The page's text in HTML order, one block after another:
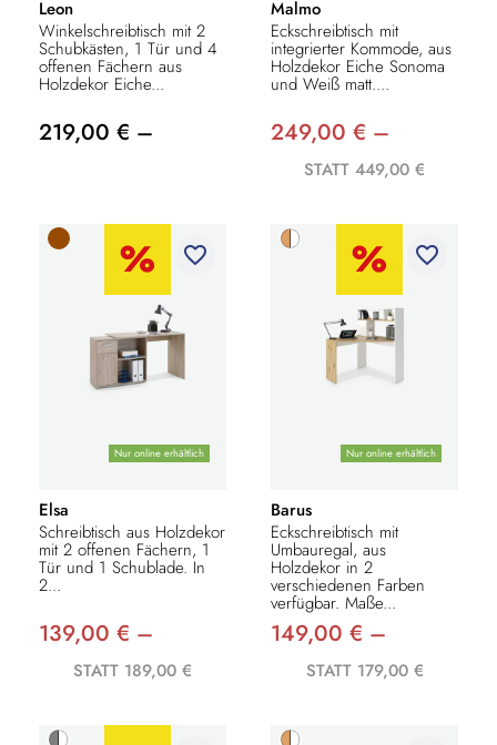
Leon
Winkelschreibtisch mit 2
Schubkästen, 1 Tür und 4
offenen Fächern aus
Holzdekor Eiche...
219,00 € –
Malmo
Eckschreibtisch mit
integrierter Kommode, aus
Holzdekor Eiche Sonoma
und Weiß matt....
249,00 € –
STATT 449,00 €
Nur online erhältlich
favorite_border
Elsa
Schreibtisch aus Holzdekor
mit 2 offenen Fächern, 1
Tür und 1 Schublade. In
2...
139,00 € –
STATT 189,00 €
Nur online erhältlich
favorite_border
Barus
Eckschreibtisch mit
Umbauregal, aus
Holzdekor in 2
verschiedenen Farben
verfügbar. Maße...
149,00 € –
STATT 179,00 €